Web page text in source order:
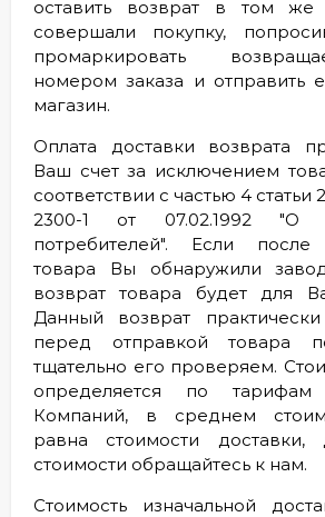
оставить возврат в том же
совершали покупку,
промаркировать
номером заказа и отправить
магазин.
Оплата доставки возврата
Ваш счет за исключением
соответствии с частью 4 статьи
2300-1 от 07.02.1992 "О
потребителей". Если после
товара Вы обнаружили
возврат товара будет для
Данный возврат
перед отправкой товара
тщательно его проверяем.
определяется по тарифам
Компаний, в среднем
равна стоимости доставки,
стоимости обращайтесь к нам.
Стоимость изначальной